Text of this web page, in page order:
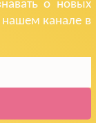
о новых
нашем канале в